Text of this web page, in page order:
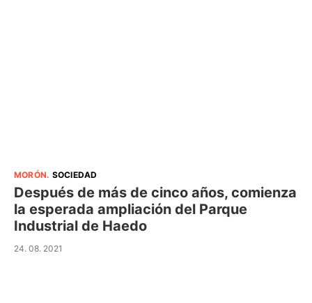
MORÓN. SOCIEDAD
Después de más de cinco años, comienza
la esperada ampliación del Parque
Industrial de Haedo
24. 08. 2021